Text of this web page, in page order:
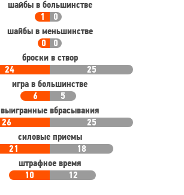
шайбы в большинстве
1
0
шайбы в меньшинстве
0
0
броски в створ
24
25
игра в большинстве
6
5
выигранные вбрасывания
26
25
силовые приемы
21
18
штрафное время
10
12